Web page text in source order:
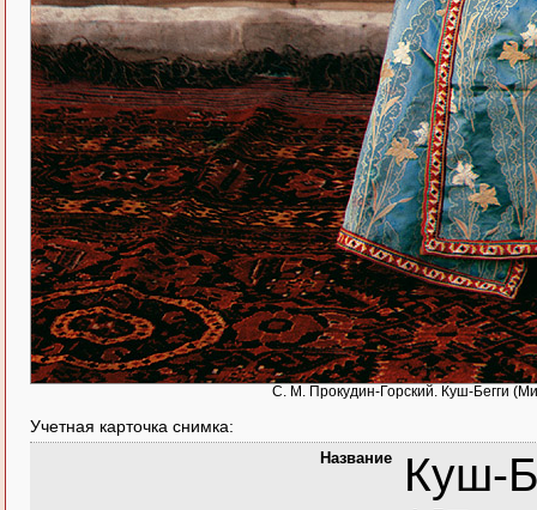
С. М. Прокудин-Горский. Куш-Бегги
Учетная карточка снимка:
Название
Куш-